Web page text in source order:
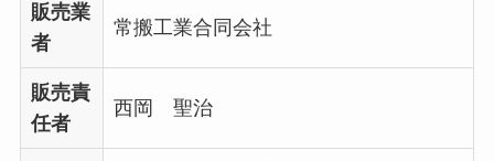
販売業
者
常搬工業合同会社
販売責
任者
西岡 聖治